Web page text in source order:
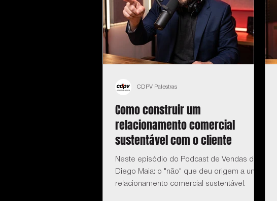
Como construir um
relacionamento comercial
sustentável com o cliente
Neste episódio do Podcast de Vendas do
Diego Maia: o "não" que deu origem a um
relacionamento comercial sustentável.
CDPV Palestras